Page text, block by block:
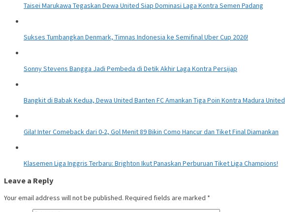
Taisei Marukawa Tegaskan Dewa United Siap Dominasi Laga Kontra Semen Padang
Sukses Tumbangkan Denmark, Timnas Indonesia ke Semifinal Uber Cup 2026!
Sonny Stevens Bangga Jadi Pembeda di Detik Akhir Laga Kontra Persijap
Bangkit di Babak Kedua, Dewa United Banten FC Amankan Tiga Poin Kontra Madura United
Gila! Inter Comeback dari 0-2, Gol Menit 89 Bikin Como Hancur dan Tiket Final Diamankan
Klasemen Liga Inggris Terbaru: Brighton Ikut Panaskan Perburuan Tiket Liga Champions!
Leave a Reply
Your email address will not be published. Required fields are marked *